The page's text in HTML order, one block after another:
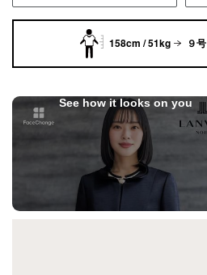
158cm / 51kg ９号
See how it looks on you